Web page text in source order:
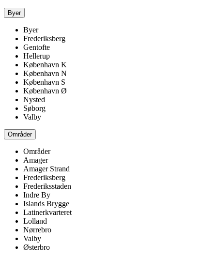
Byer
Byer
Frederiksberg
Gentofte
Hellerup
København K
København N
København S
København Ø
Nysted
Søborg
Valby
Områder
Områder
Amager
Amager Strand
Frederiksberg
Frederiksstaden
Indre By
Islands Brygge
Latinerkvarteret
Lolland
Nørrebro
Valby
Østerbro